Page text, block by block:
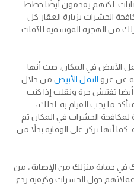
لكنهم يقدمون أيضًا خطط
الحشرات بزيارة العقار كل
من الهجرة الموسمية للآفات
الأبيض في المكان، حيث أنها
عن غزو النمل الأبيض من خلال
تفتيش حرة ونقلت إذا كنت
ما يجب القيام به. لذلك ،
لمكافحة الحشرات في المكان تم
أنها تركز على الوقاية بدلاً من
في حماية منزلك من الإصابة ، من
حول الحشرات وكيفية ردع